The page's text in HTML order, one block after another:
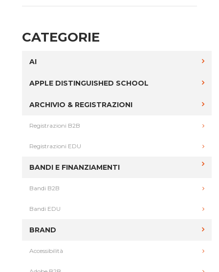
CATEGORIE
AI
APPLE DISTINGUISHED SCHOOL
ARCHIVIO & REGISTRAZIONI
Registrazioni B2B
Registrazioni EDU
BANDI E FINANZIAMENTI
Bandi B2B
Bandi EDU
BRAND
Accessibilità